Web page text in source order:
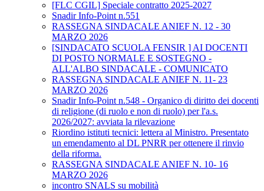
[FLC CGIL] Speciale contratto 2025-2027
Snadir Info-Point n.551
RASSEGNA SINDACALE ANIEF N. 12 - 30
MARZO 2026
[SINDACATO SCUOLA FENSIR ] AI DOCENTI
DI POSTO NORMALE E SOSTEGNO -
ALL'ALBO SINDACALE - COMUNICATO
RASSEGNA SINDACALE ANIEF N. 11- 23
MARZO 2026
Snadir Info-Point n.548 - Organico di diritto dei docenti
di religione (di ruolo e non di ruolo) per l'a.s.
2026/2027: avviata la rilevazione
Riordino istituti tecnici: lettera al Ministro. Presentato
un emendamento al DL PNRR per ottenere il rinvio
della riforma.
RASSEGNA SINDACALE ANIEF N. 10- 16
MARZO 2026
incontro SNALS su mobilità